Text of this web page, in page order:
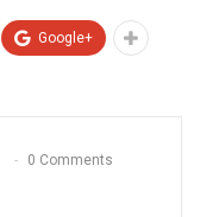
Google+
0 Comments